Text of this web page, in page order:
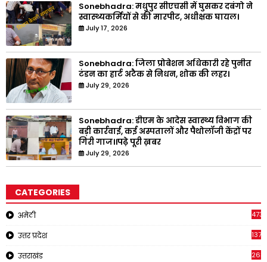
Sonebhadra: मधुपुर सीएचसी में घुसकर दबंगो ने
स्वास्थ्यकर्मियों से की मारपीट, अधीक्षक घायल।
July 17, 2026
Sonebhadra: जिला प्रोबेशन अधिकारी रहे पुनीत
टंडन का हार्ट अटैक से निधन, शोक की लहर।
July 29, 2026
Sonebhadra: डीएम के आदेस स्वास्थ्य विभाग की
बड़ी कार्रवाई, कई अस्पतालों और पैथोलॉजी केंद्रों पर
गिरी गाज।।पढ़े पूरी ख़बर
July 29, 2026
CATEGORIES
अमेठी
उत्तर प्रदेश 1375
उत्तराखंड